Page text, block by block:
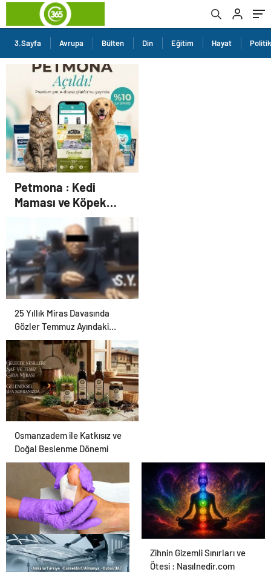
3.Sayfa Avrupa Bülten Din Eğitim Hayat
Petmona : Kedi
Maması ve Köpek
Maması İle Tüm Evcil
Hayvan Ürünleri
25 Yıllık Miras Davasında
Gözler Temmuz Ayındaki
Karar Duruşmasına Çevrildi
Osmanzadem ile Katkısız ve
Doğal Beslenme Dönemi
Ortopodoloji İle Diyabetik
Ayak Yarası Tedavisi
Zihnin Gizemli Sınırları ve
Ötesi : Nasılnedir.com